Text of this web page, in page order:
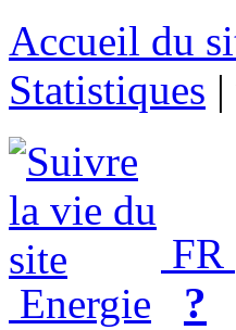
Accueil du
Statistiques |
FR
Energie
?